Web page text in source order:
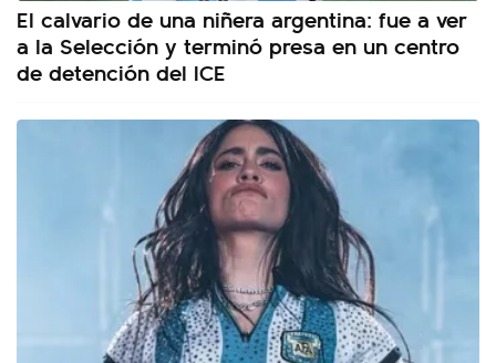
El calvario de una niñera argentina: fue a ver
a la Selección y terminó presa en un centro
de detención del ICE